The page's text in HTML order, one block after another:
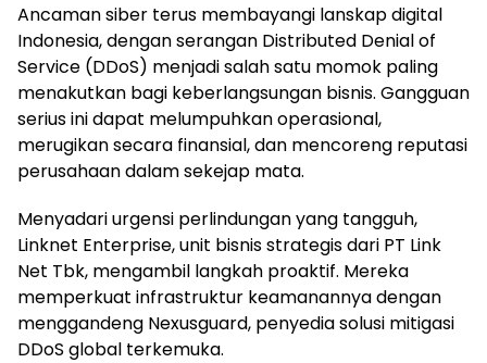
Ancaman siber terus membayangi lanskap digital
Indonesia, dengan serangan Distributed Denial of
Service (DDoS) menjadi salah satu momok paling
menakutkan bagi keberlangsungan bisnis. Gangguan
serius ini dapat melumpuhkan operasional,
merugikan secara finansial, dan mencoreng reputasi
perusahaan dalam sekejap mata.
Menyadari urgensi perlindungan yang tangguh,
Linknet Enterprise, unit bisnis strategis dari PT Link
Net Tbk, mengambil langkah proaktif. Mereka
memperkuat infrastruktur keamanannya dengan
menggandeng Nexusguard, penyedia solusi mitigasi
DDoS global terkemuka.